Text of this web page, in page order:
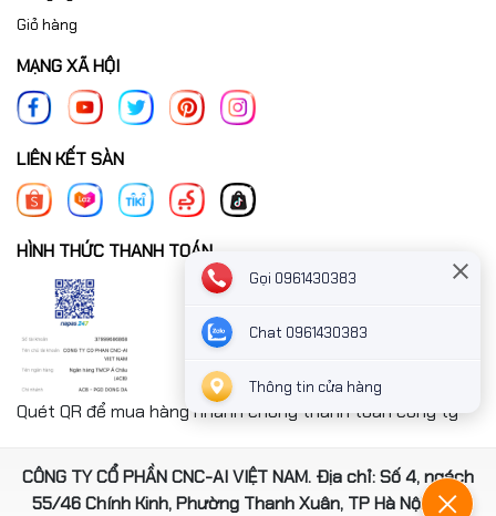
Giỏ hàng
MẠNG XÃ HỘI
LIÊN KẾT SÀN
HÌNH THỨC THANH TOÁN
Quét QR để mua hàng nhanh chóng thanh toán công ty
CÔNG TY CỔ PHẦN CNC-AI VIỆT NAM. Địa chỉ: Số 4, ngách
55/46 Chính Kinh, Phường Thanh Xuân, TP Hà Nội, Việt
Gọi 0961430383
Chat 0961430383
Thông tin cửa hàng